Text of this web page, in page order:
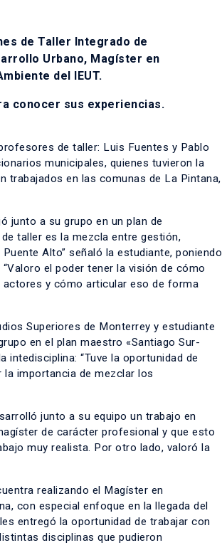
de Taller Integrado de
Urbano, Magíster en
del IEUT.
conocer sus experiencias.
de taller: Luis Fuentes y Pablo
municipales, quienes tuvieron la
en las comunas de La Pintana,
junto a su grupo en un plan de
taller es la mezcla entre gestión,
Alto” señaló la estudiante, poniendo
el poder tener la visión de cómo
y cómo articular eso de forma
Superiores de Monterrey y estudiante
en el plan maestro «Santiago Sur-
intedisciplina: “Tuve la oportunidad de
importancia de mezclar los
junto a su equipo un trabajo en
de carácter profesional y que esto
muy realista. Por otro lado, valoró la
realizando el Magíster en
con especial enfoque en la llegada del
entregó la oportunidad de trabajar con
disciplinas que pudieron